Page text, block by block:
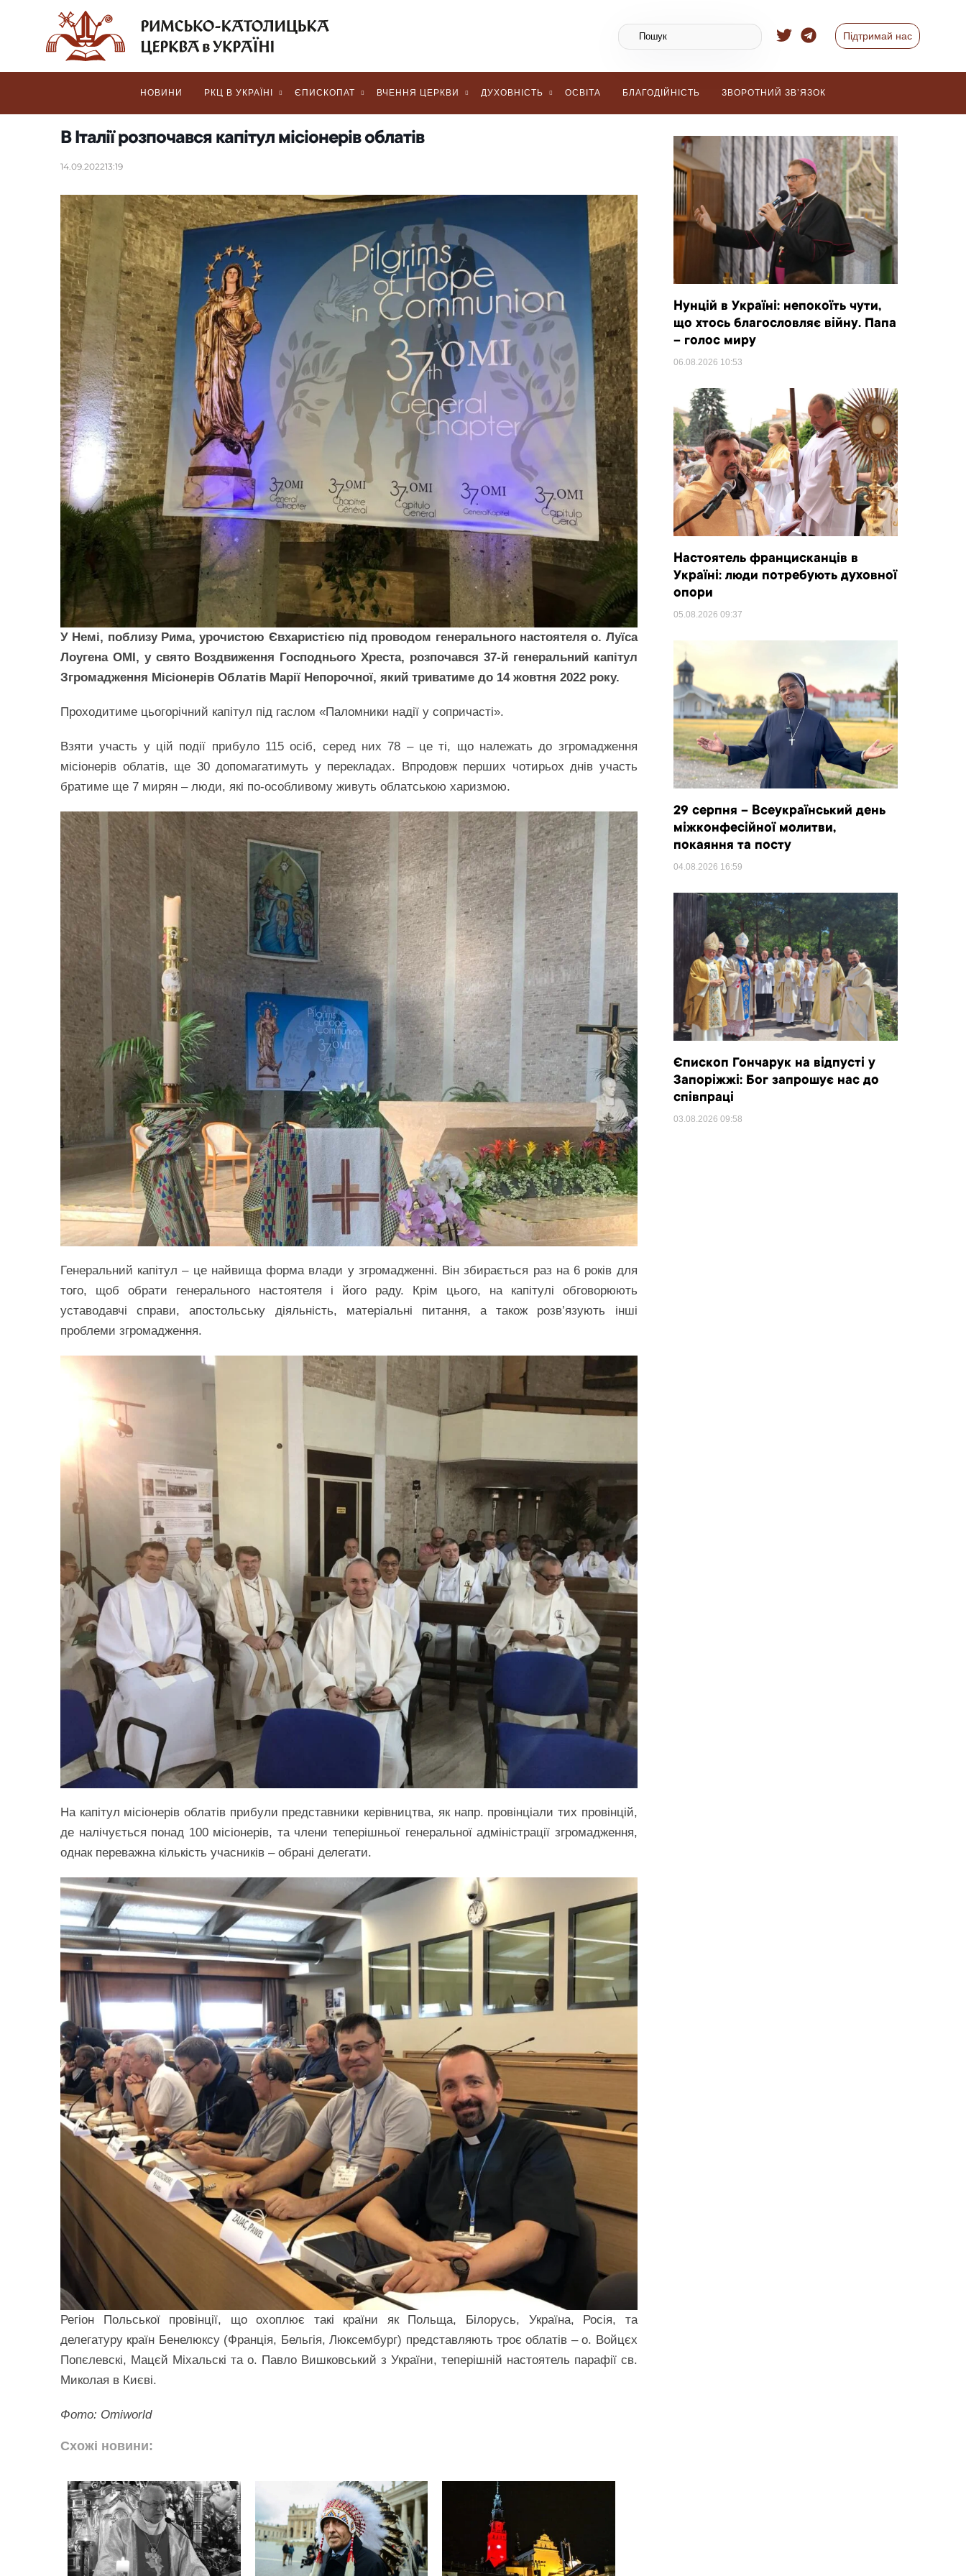
Підтримай нас
НОВИНИ РКЦ В УКРАЇНІ ЄПИСКОПАТ ВЧЕННЯ ЦЕРКВИ ДУХОВНІСТЬ ОСВІТА БЛАГОДІЙНІСТЬ ЗВОРОТНИЙ ЗВ’ЯЗОК
В Італії розпочався капітул місіонерів облатів
14.09.202213:19
У Немі, поблизу Рима, урочистою Євхаристією під проводом генерального настоятеля о. Луїса
Лоугена ОМІ, у свято Воздвиження Господнього Хреста, розпочався 37-й генеральний капітул
Згромадження Місіонерів Облатів Марії Непорочної, який триватиме до 14 жовтня 2022 року.
Проходитиме цьогорічний капітул під гаслом «Паломники надії у сопричасті».
Взяти участь у цій події прибуло 115 осіб, серед них 78 – це ті, що належать до згромадження
місіонерів облатів, ще 30 допомагатимуть у перекладах. Впродовж перших чотирьох днів участь
братиме ще 7 мирян – люди, які по-особливому живуть облатською харизмою.
Генеральний капітул – це найвища форма влади у згромадженні. Він збирається раз на 6 років для
того, щоб обрати генерального настоятеля і його раду. Крім цього, на капітулі обговорюють
уставодавчі справи, апостольську діяльність, матеріальні питання, а також розв’язують інші
проблеми згромадження.
На капітул місіонерів облатів прибули представники керівництва, як напр. провінціали тих провінцій,
де налічується понад 100 місіонерів, та члени теперішньої генеральної адміністрації згромадження,
однак переважна кількість учасників – обрані делегати.
Регіон Польської провінції, що охоплює такі країни як Польща, Білорусь, Україна, Росія, та
делегатуру країн Бенелюксу (Франція, Бельгія, Люксембург) представляють троє облатів – о. Войцєх
Попєлевскі, Мацєй Міхальскі та о. Павло Вишковський з України, теперішній настоятель парафії св.
Миколая в Києві.
Фото: Omiworld
Схожі новини:
Нунцій в Україні: непокоїть чути,
що хтось благословляє війну. Папа
– голос миру
06.08.2026 10:53
Настоятель францисканців в
Україні: люди потребують духовної
опори
05.08.2026 09:37
29 серпня – Всеукраїнський день
міжконфесійної молитви,
покаяння та посту
04.08.2026 16:59
Єпископ Гончарук на відпусті у
Запоріжжі: Бог запрошує нас до
співпраці
03.08.2026 09:58